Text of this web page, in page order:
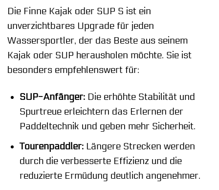
Die Finne Kajak oder SUP S ist ein
unverzichtbares Upgrade für jeden
Wassersportler, der das Beste aus seinem
Kajak oder SUP herausholen möchte. Sie ist
besonders empfehlenswert für:
SUP-Anfänger:Die erhöhte Stabilität und
Spurtreue erleichtern das Erlernen der
Paddeltechnik und geben mehr Sicherheit.
Tourenpaddler:Längere Strecken werden
durch die verbesserte Effizienz und die
reduzierte Ermüdung deutlich angenehmer.